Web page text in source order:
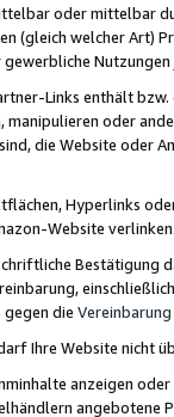
oder mittelbar
(gleich welcher Art)
Links enthält
manipulieren oder
die Website oder
Hyperlinks
Website
die Vereinbarung
Ihre Website nicht
anzeigen